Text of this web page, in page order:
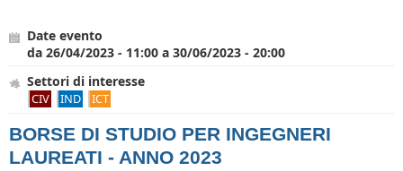
Date evento
da 26/04/2023 - 11:00 a 30/06/2023 - 20:00
Settori di interesse
CIV IND ICT
BORSE DI STUDIO PER INGEGNERI
LAUREATI - ANNO 2023